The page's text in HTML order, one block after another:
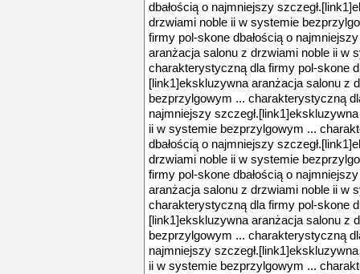
dbałością o najmniejszy
drzwiami noble ii w systemie
firmy pol-skone dbałością o
aranżacja salonu z drzwiami noble ii w
charakterystyczną dla firmy pol-skone
[link1]ekskluzywna aranżacja salonu z
bezprzylgowym ... charakterystyczną
najmniejszy
ii w systemie bezprzylgowym ...
dbałością o najmniejszy
drzwiami noble ii w systemie
firmy pol-skone dbałością o
aranżacja salonu z drzwiami noble ii w
charakterystyczną dla firmy pol-skone
[link1]ekskluzywna aranżacja salonu z
bezprzylgowym ... charakterystyczną
najmniejszy
ii w systemie bezprzylgowym ...